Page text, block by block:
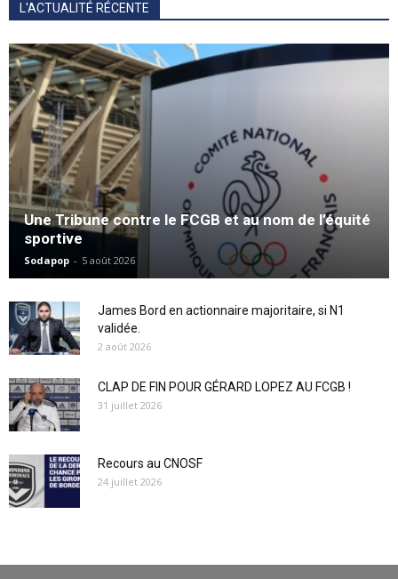
L'ACTUALITÉ RÉCENTE
Une Tribune contre le FCGB et au nom de l’équité
sportive
Sodapop - 5 août 2026
James Bord en actionnaire majoritaire, si N1
validée.
2 août 2026
CLAP DE FIN POUR GÉRARD LOPEZ AU FCGB !
31 juillet 2026
Recours au CNOSF
24 juillet 2026